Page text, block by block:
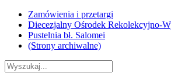
Skip
content
Zamówienia i przetargi
Diecezjalny Ośrodek Rekolekcyjno-
Pustelnia bł. Salomei
(Strony archiwalne)